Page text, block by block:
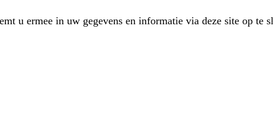
u ermee in uw gegevens en informatie via deze site op te